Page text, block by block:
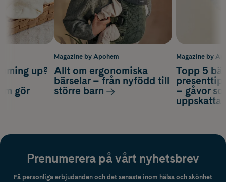
Magazine by
Topp 5
– gåvor
up?
gör
Magazine by Apohem
Allt om ergonomiska
bärselar – från nyfödd till
större barn
Prenumerera på vårt nyhetsbrev
Få personliga erbjudanden och det senaste inom hälsa och skönhet